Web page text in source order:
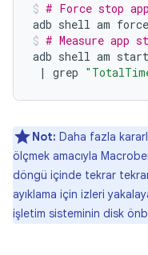
# Force stop app
adb shell am
# Measure app
adb shell am
|
grep
Not: Daha fazla
ölçmek amacıyla
döngü içinde tekrar
ayıklama için izleri
işletim sisteminin disk